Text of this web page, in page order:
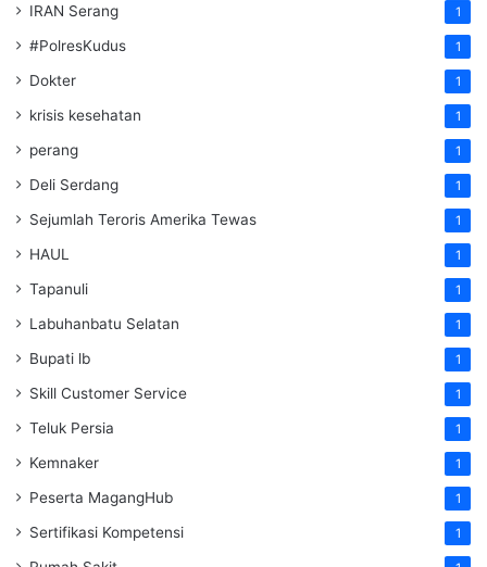
IRAN Serang 1
#PolresKudus 1
Dokter 1
krisis kesehatan 1
perang 1
Deli Serdang 1
Sejumlah Teroris Amerika Tewas 1
HAUL 1
Tapanuli 1
Labuhanbatu Selatan 1
Bupati lb 1
Skill Customer Service 1
Teluk Persia 1
Kemnaker 1
Peserta MagangHub 1
Sertifikasi Kompetensi 1